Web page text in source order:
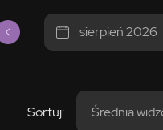
sierpień 2026
Sortuj: